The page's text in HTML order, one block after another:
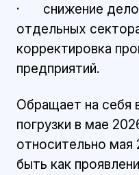
· снижение
отдельных
корректировка
предприятий.
Обращает на себя
погрузки в мае
относительно
быть как